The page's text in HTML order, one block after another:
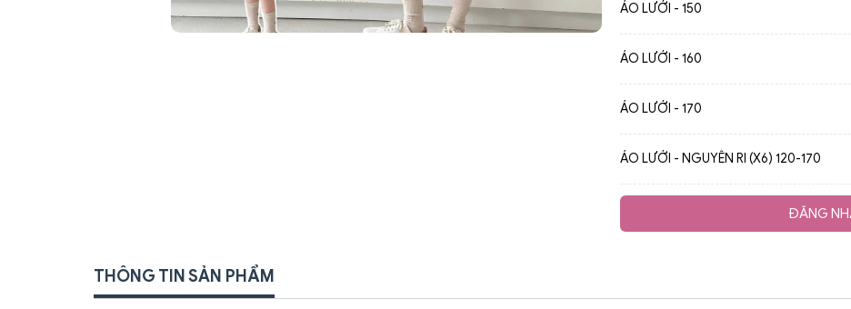
ÁO LƯỚI - 150
ÁO LƯỚI - 160
ÁO LƯỚI - 170
ÁO LƯỚI - NGUYÊN RI (X6) 120-170
ĐĂNG
THÔNG TIN SẢN PHẨM